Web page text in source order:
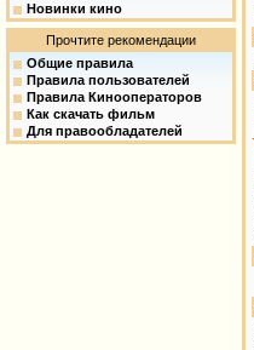
Новинки кино
Прочтите рекомендации
Общие правила
Правила пользователей
Правила Кинооператоров
Как скачать фильм
Для правообладателей